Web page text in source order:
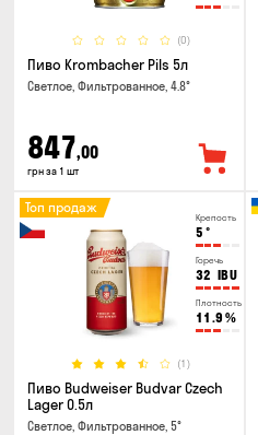
(0)
Пиво Krombacher Pils 5л
Светлое, Фильтрованное, 4.8°
847,00
грн за 1 шт
Крепость
5 °
Горечь
32 IBU
Плотность
11.9 %
(1)
Топ продаж
Пиво Budweiser Budvar Czech
Lager 0.5л
Светлое, Фильтрованное, 5°